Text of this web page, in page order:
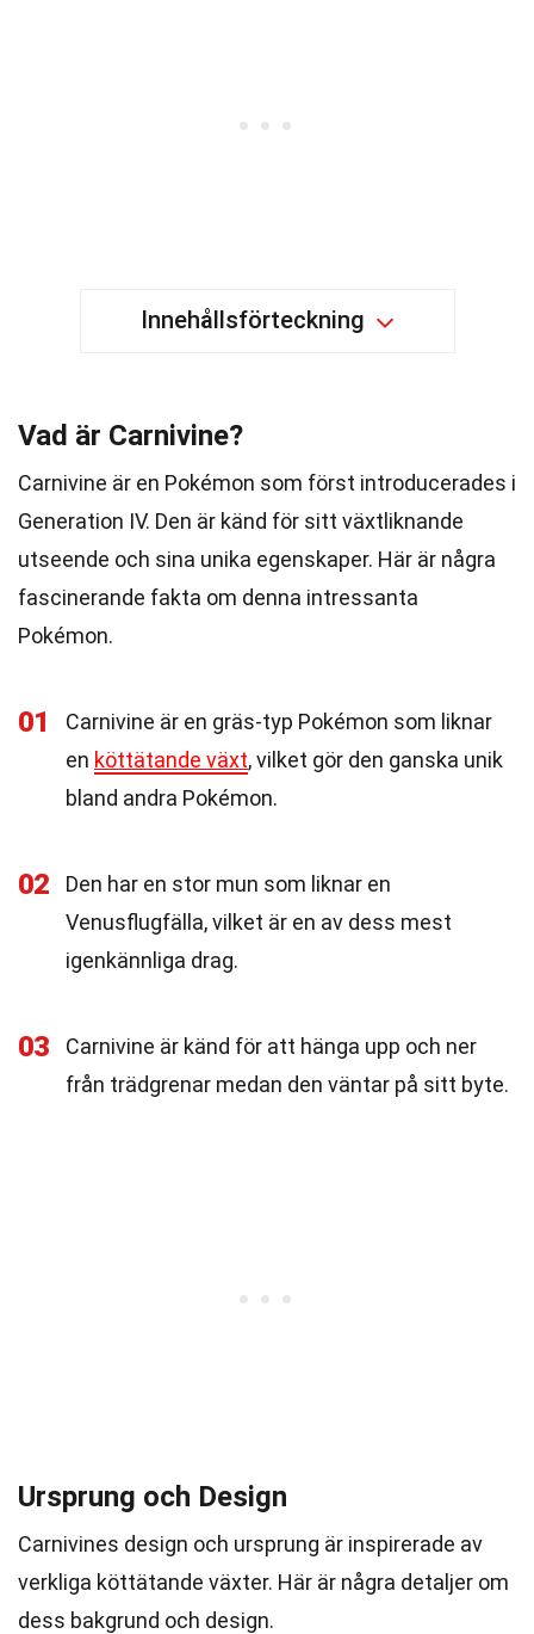
Innehållsförteckning
Vad är Carnivine?
Carnivine är en Pokémon som först introducerades i
Generation IV. Den är känd för sitt växtliknande
utseende och sina unika egenskaper. Här är några
fascinerande fakta om denna intressanta
Pokémon.
01
Carnivine är en gräs-typ Pokémon som liknar
en köttätande växt, vilket gör den ganska unik
bland andra Pokémon.
02
Den har en stor mun som liknar en
Venusflugfälla, vilket är en av dess mest
igenkännliga drag.
03
Carnivine är känd för att hänga upp och ner
från trädgrenar medan den väntar på sitt byte.
Ursprung och Design
Carnivines design och ursprung är inspirerade av
verkliga köttätande växter. Här är några detaljer om
dess bakgrund och design.